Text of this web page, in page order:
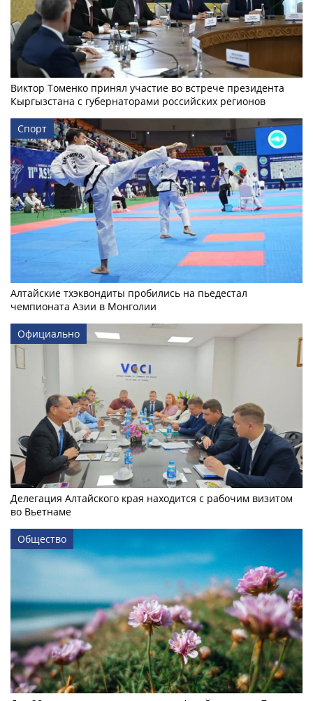
Виктор Томенко принял участие во встрече президента
Кыргызстана с губернаторами российских регионов
Спорт
Алтайские тхэквондиты пробились на пьедестал
чемпионата Азии в Монголии
Официально
Делегация Алтайского края находится с рабочим визитом
во Вьетнаме
Общество